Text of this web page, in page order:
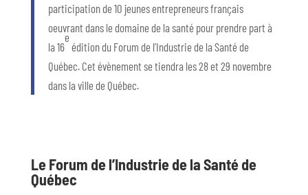
participation de 10 jeunes entrepreneurs français
oeuvrant dans le domaine de la santé pour prendre part à
la 16
e
édition du Forum de l’Industrie de la Santé de
Québec. Cet évènement se tiendra les 28 et 29 novembre
dans la ville de Québec.
Le Forum de l’Industrie de la Santé de
Québec